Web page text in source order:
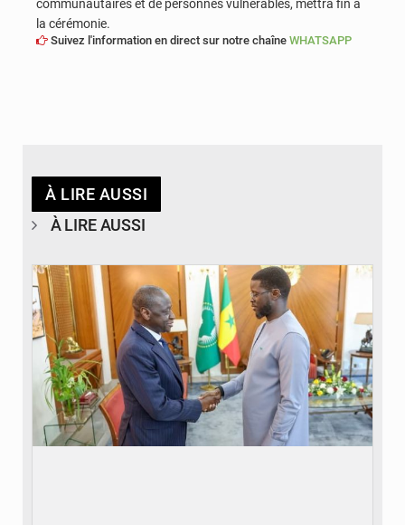
communautaires et de personnes vulnérables, mettra fin à
la cérémonie.
Suivez l'information en direct sur notre chaîne WHATSAPP
À LIRE AUSSI
À LIRE AUSSI